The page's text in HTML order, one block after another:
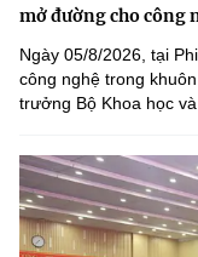
mở đường cho công
Ngày 05/8/2026, tại
công nghệ trong
trưởng Bộ Khoa học